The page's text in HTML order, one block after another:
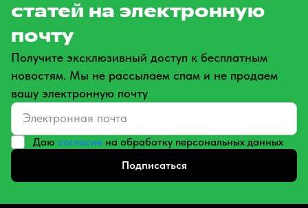
статей на электронную
почту
Получите эксклюзивный доступ к бесплатным
новостям. Мы не рассылаем спам и не продаем
вашу электронную почту
Даю согласие на обработку персональных данных
Подписаться